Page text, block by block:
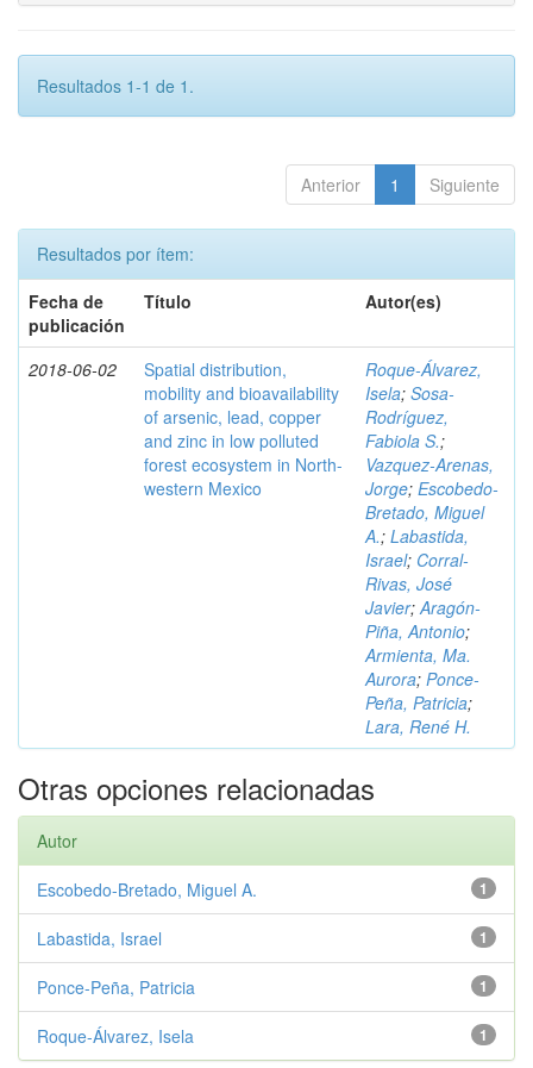
Resultados 1-1 de 1.
Anterior 1 Siguiente
Resultados por ítem:
Fecha de
publicación
Título Autor(es)
2018-06-02
Spatial distribution,
mobility and bioavailability
of arsenic, lead, copper
and zinc in low polluted
forest ecosystem in North-
western Mexico
Roque-Álvarez,
Isela; Sosa-
Rodríguez,
Fabiola S.;
Vazquez-Arenas,
Jorge; Escobedo-
Bretado, Miguel
A.; Labastida,
Israel; Corral-
Rivas, José
Javier;Aragón-
Piña, Antonio;
Armienta, Ma.
Aurora; Ponce-
Peña, Patricia;
Lara, René H.
Otras opciones relacionadas
Autor
1
Escobedo-Bretado, Miguel A.
1
Labastida, Israel
1
Ponce-Peña, Patricia
1
Roque-Álvarez, Isela